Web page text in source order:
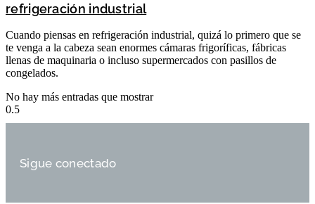
refrigeración industrial
Cuando piensas en refrigeración industrial, quizá lo primero que se
te venga a la cabeza sean enormes cámaras frigoríficas, fábricas
llenas de maquinaria o incluso supermercados con pasillos de
congelados.
No hay más entradas que mostrar
Sigue conectado